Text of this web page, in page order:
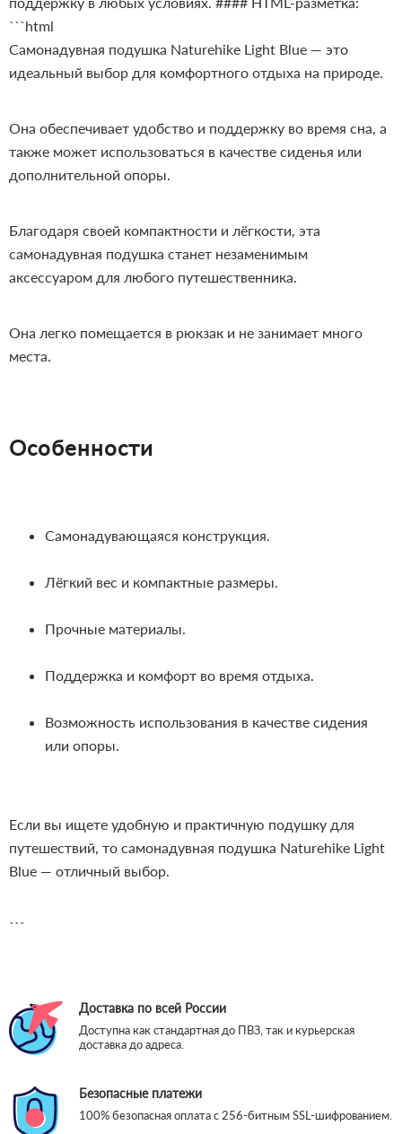
```html
Самонадувная подушка Naturehike Light Blue — это
идеальный выбор для комфортного отдыха на природе.
Она обеспечивает удобство и поддержку во время сна, а
также может использоваться в качестве сиденья или
дополнительной опоры.
Благодаря своей компактности и лёгкости, эта
самонадувная подушка станет незаменимым
аксессуаром для любого путешественника.
Она легко помещается в рюкзак и не занимает много
места.
Особенности
Самонадувающаяся конструкция.
Лёгкий вес и компактные размеры.
Прочные материалы.
Поддержка и комфорт во время отдыха.
Возможность использования в качестве сидения
или опоры.
Если вы ищете удобную и практичную подушку для
путешествий, то самонадувная подушка Naturehike Light
Blue — отличный выбор.
```
Доставка по всей России
Доступна как стандартная до ПВЗ, так и курьерская
доставка до адреса.
Безопасные платежи
100% безопасная оплата с 256-битным SSL-шифрованием.